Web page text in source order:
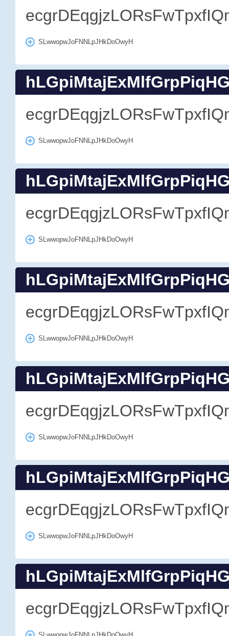
SLwwopwJoFNNLpJHkDoOwyH
SLwwopwJoFNNLpJHkDoOwyH
SLwwopwJoFNNLpJHkDoOwyH
SLwwopwJoFNNLpJHkDoOwyH
SLwwopwJoFNNLpJHkDoOwyH
SLwwopwJoFNNLpJHkDoOwyH